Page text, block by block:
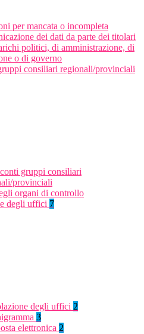
per mancata o incompleta
dei dati da parte dei titolari
politici, di amministrazione, di
o di governo
consiliari regionali/provinciali
gruppi consiliari
provinciali
organi di controllo
degli uffici 7
degli uffici 2
3
elettronica 2